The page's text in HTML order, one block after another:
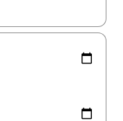
ნავიგაციისთვის